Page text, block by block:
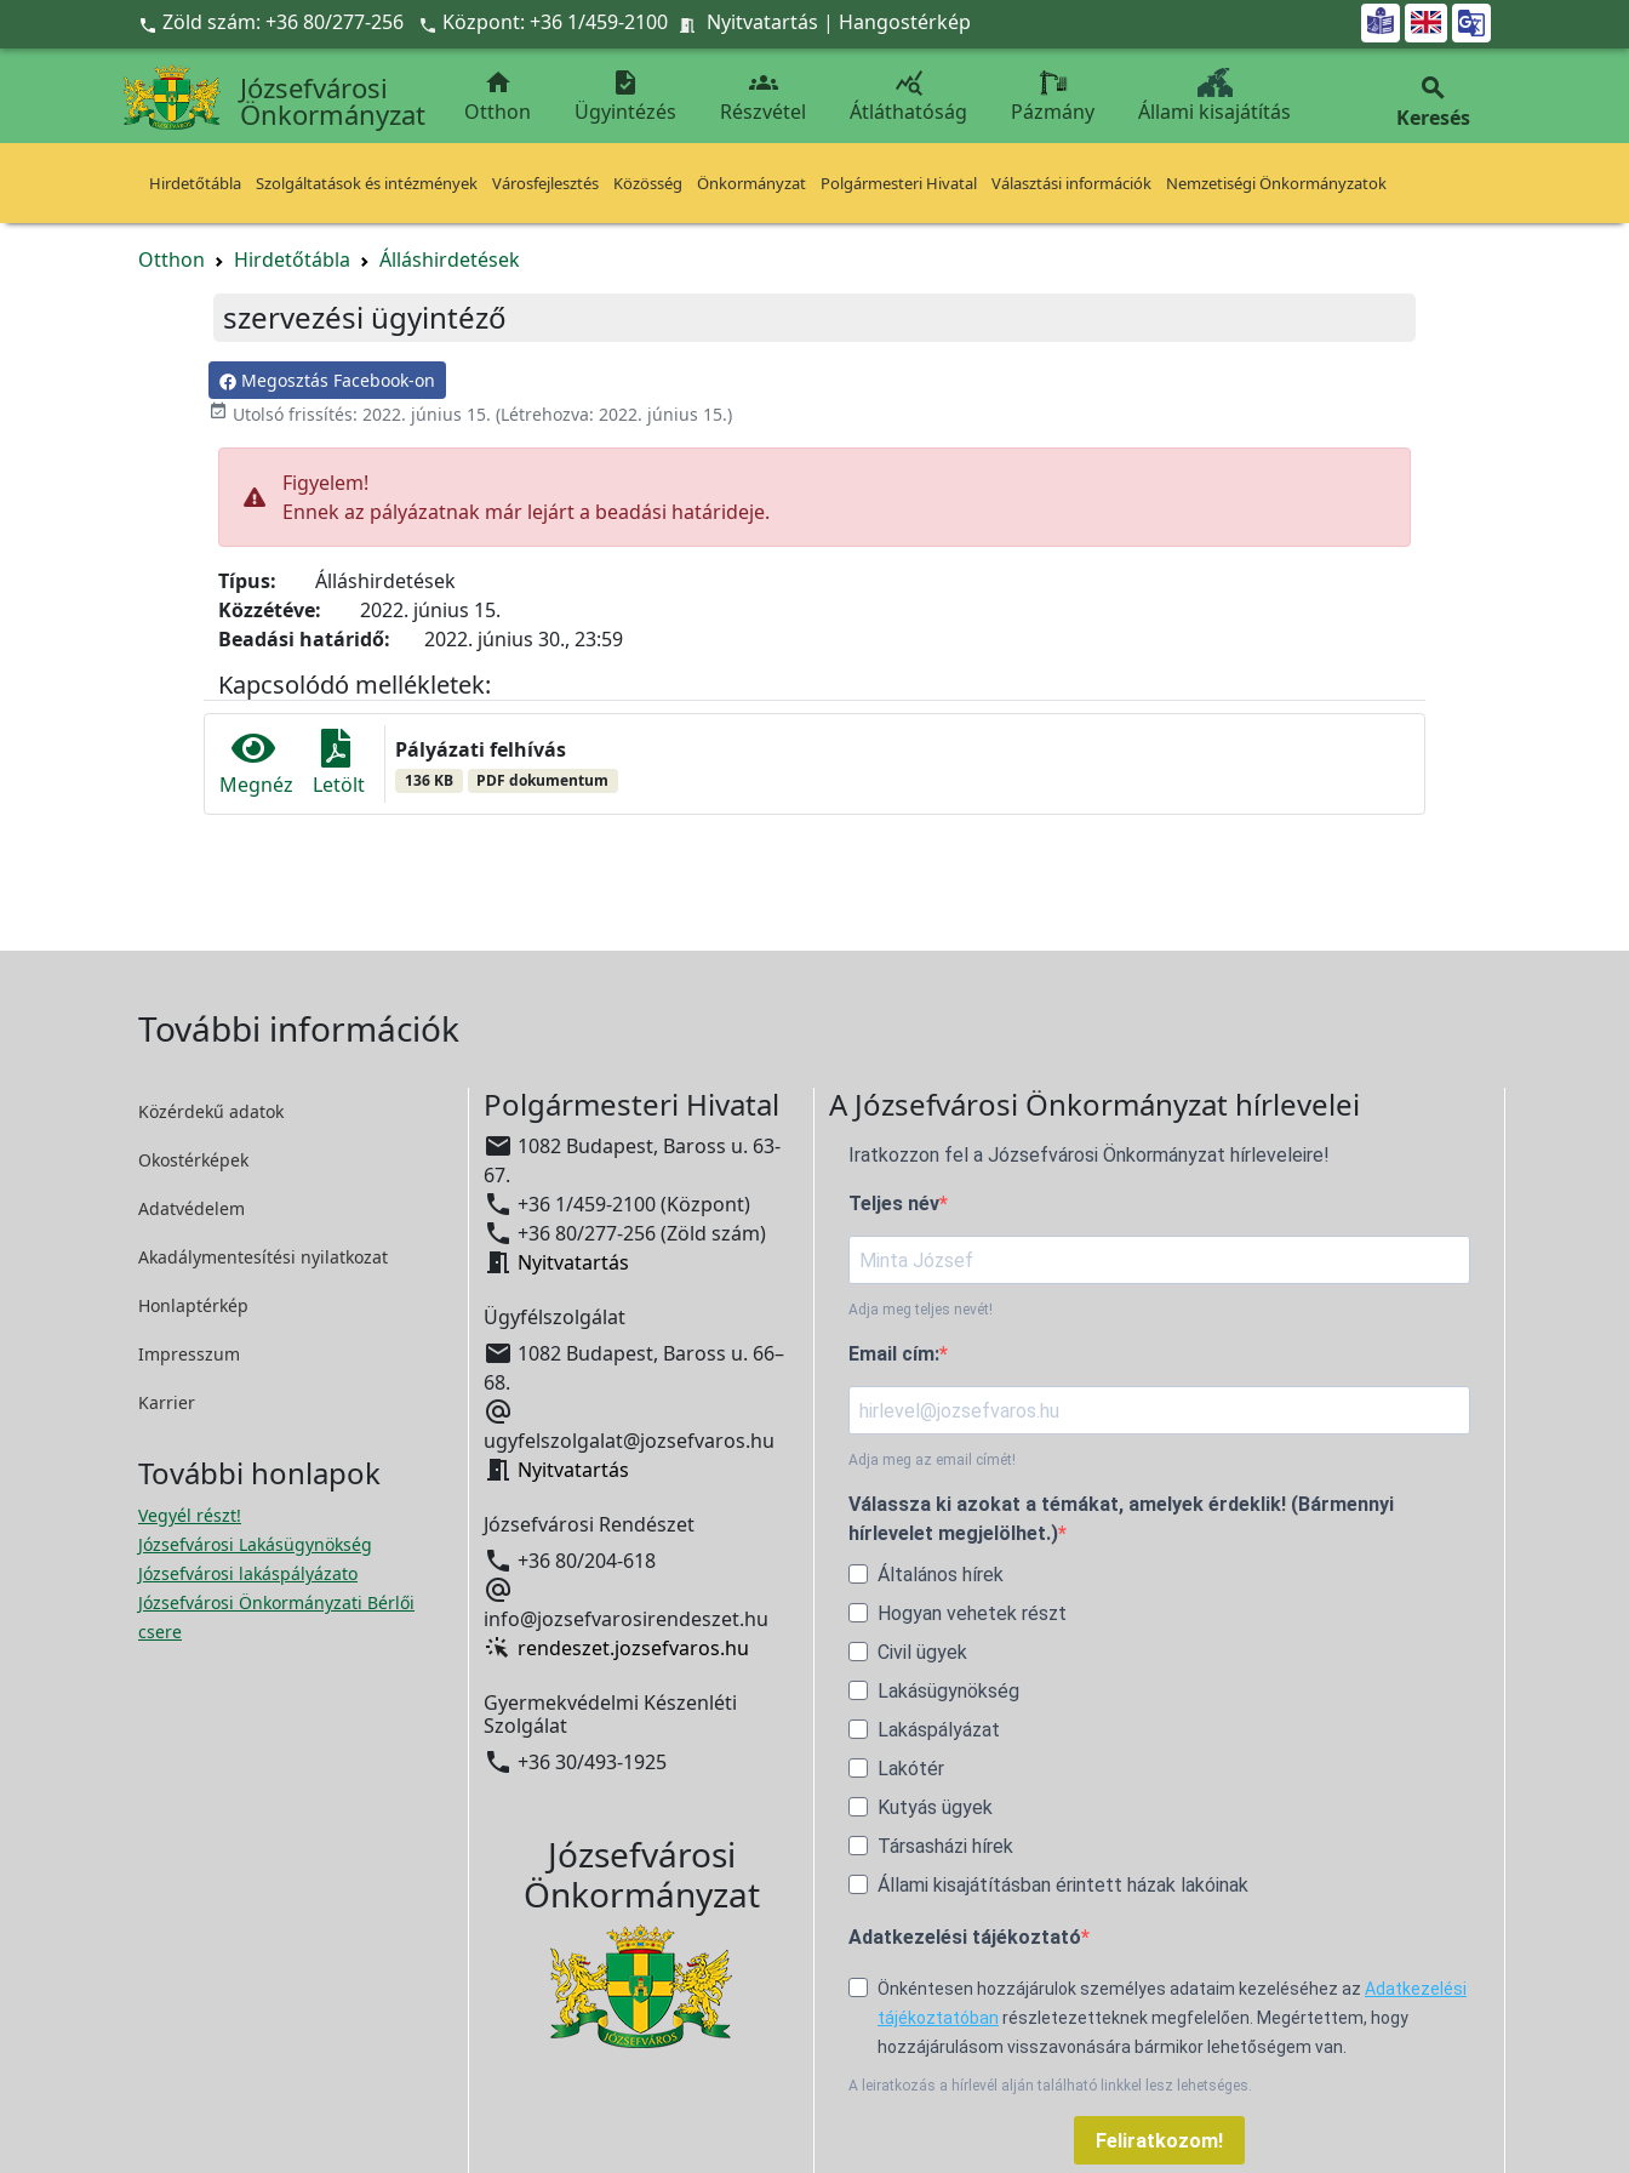
Ugrás a fő tartalomra
 Zöld szám: +36 80/277-256  Központ: +36 1/459-2100  Nyitvatartás | Hangostérkép 
Józsefvárosi
Önkormányzat

Otthon

Ügyintézés

Részvétel

Átláthatóság Pázmány Állami kisajátítás

Keresés
Hirdetőtábla Szolgáltatások és intézmények Városfejlesztés Közösség Önkormányzat Polgármesteri Hivatal Választási információk Nemzetiségi Önkormányzatok
Otthon Hirdetőtábla Álláshirdetések
szervezési ügyintéző
Megosztás Facebook-on
 Utolsó frissítés: 2022. június 15. (Létrehozva: 2022. június 15.)
Figyelem!
Ennek az pályázatnak már lejárt a beadási határideje.
Típus:
Álláshirdetések
Közzétéve:
2022. június 15.
Beadási határidő:
2022. június 30., 23:59
Kapcsolódó mellékletek:
Megnéz Letölt
Pályázati felhívás
136 KB PDF dokumentum
További információk
Közérdekű adatok
Okostérképek
Adatvédelem
Akadálymentesítési nyilatkozat
Honlaptérkép
Impresszum
Karrier
További honlapok
Vegyél részt!
Józsefvárosi Lakásügynökség
Józsefvárosi lakáspályázato
Józsefvárosi Önkormányzati Bérlői
csere
Polgármesteri Hivatal
 1082 Budapest, Baross u. 63-
67.
 +36 1/459-2100 (Központ)
 +36 80/277-256 (Zöld szám)
 Nyitvatartás
Ügyfélszolgálat
 1082 Budapest, Baross u. 66–
68.

ugyfelszolgalat@jozsefvaros.hu
 Nyitvatartás
Józsefvárosi Rendészet
 +36 80/204-618

info@jozsefvarosirendeszet.hu
rendeszet.jozsefvaros.hu
Gyermekvédelmi Készenléti
Szolgálat
 +36 30/493-1925
Józsefvárosi
Önkormányzat
A Józsefvárosi Önkormányzat hírlevelei
Iratkozzon fel a Józsefvárosi Önkormányzat hírleveleire!
Teljes név
Adja meg teljes nevét!
Email cím:
Adja meg az email címét!
Válassza ki azokat a témákat, amelyek érdeklik! (Bármennyi
hírlevelet megjelölhet.)
Általános hírek
Hogyan vehetek részt
Civil ügyek
Lakásügynökség
Lakáspályázat
Lakótér
Kutyás ügyek
Társasházi hírek
Állami kisajátításban érintett házak lakóinak
Adatkezelési tájékoztató
Önkéntesen hozzájárulok személyes adataim kezeléséhez az Adatkezelési
tájékoztatóban részletezetteknek megfelelően. Megértettem, hogy
hozzájárulásom visszavonására bármikor lehetőségem van.
A leiratkozás a hírlevél alján található linkkel lesz lehetséges.
Feliratkozom!